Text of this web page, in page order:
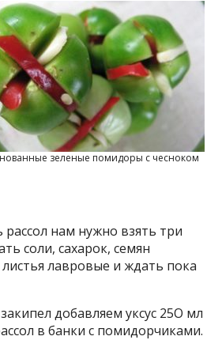
зеленые помидоры с чесноком
нам нужно взять три
соли, сахарок, семян
лавровые и ждать пока
добавляем уксус 25О мл
в банки с помидорчиками.